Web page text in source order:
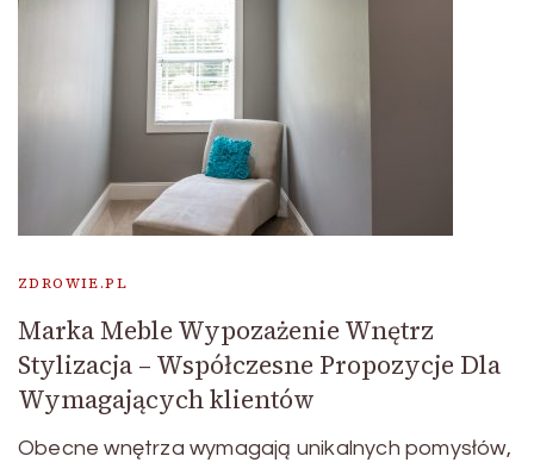
ZDROWIE.PL
Marka Meble Wypozażenie Wnętrz
Stylizacja – Współczesne Propozycje Dla
Wymagających klientów
Obecne wnętrza wymagają unikalnych pomysłów,